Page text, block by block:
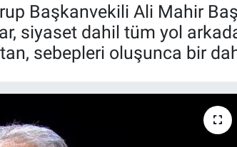
Başkanvekili Ali Mahir
siyaset dahil tüm yol
sebepleri oluşunca bir